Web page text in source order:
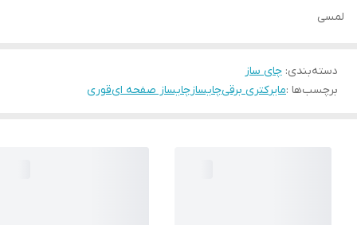
لمسی
دسته‌بندی: چای ساز
برچسب‌ها :مایرکتری برقیچایسازچایساز صفحه ایقوری